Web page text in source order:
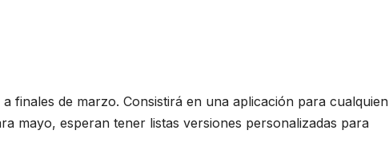
finales de marzo. Consistirá en una aplicación para cualquien
mayo, esperan tener listas versiones personalizadas para